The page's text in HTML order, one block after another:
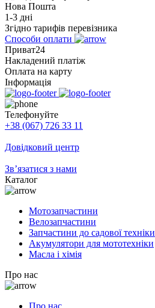
Нова Пошта
1-3 дні
Згідно тарифів перевізника
Способи оплати
Приват24
Накладений платіж
Оплата на карту
Інформація
Телефонуйте
+38 (067) 726 33 11
Довідковий центр
Зв’язатися з нами
Каталог
Мотозапчастини
Велозапчастини
Запчастини до садової техніки
Акумулятори для мототехніки
Масла і хімія
Про нас
Про нас